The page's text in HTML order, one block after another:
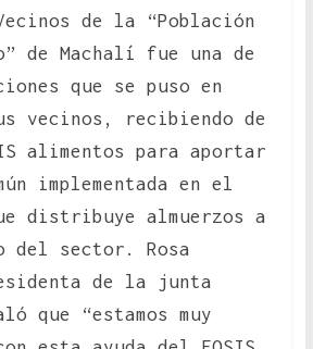
de la “Población
de Machalí fue una de
que se puso en
vecinos, recibiendo de
alimentos para aportar
implementada en el
distribuye almuerzos a
del sector. Rosa
de la junta
que “estamos muy